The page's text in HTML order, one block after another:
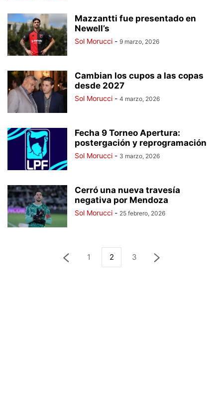
Mazzantti fue presentado en
Newell’s
Sol Morucci - 9 marzo, 2026
Cambian los cupos a las copas
desde 2027
Sol Morucci - 4 marzo, 2026
Fecha 9 Torneo Apertura:
postergación y reprogramación
Sol Morucci - 3 marzo, 2026
Cerró una nueva travesía
negativa por Mendoza
Sol Morucci - 25 febrero, 2026
1 2 3